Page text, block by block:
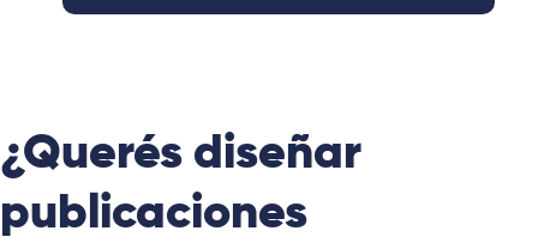
¿Querés diseñar
publicaciones